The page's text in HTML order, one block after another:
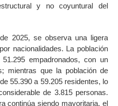
y no coyuntural del
2025, se observa una ligera
nacionalidades. La población
empadronados, con un
mientras que la población de
55.390 a 59.205 residentes, lo
de 3.815 personas.
continúa siendo mayoritaria, el